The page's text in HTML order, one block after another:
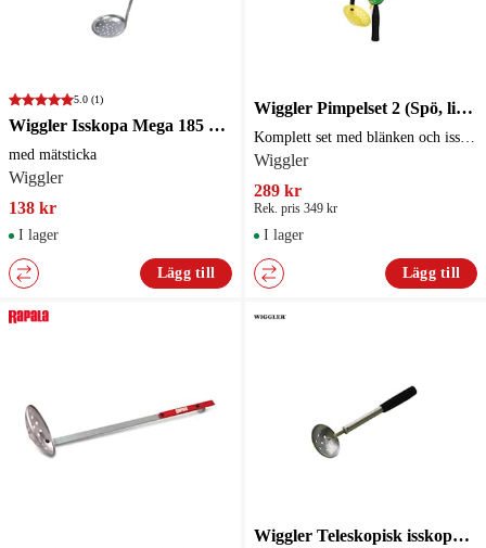
5.0 (1)
Wiggler Isskopa Mega 185 mm med mätsticka
med mätsticka
Wiggler
138 kr
I lager
Lägg till
Wiggler Pimpelset 2 (Spö, lina, isskopa, blänken)
Wiggler
289 kr
Rek. pris 349 kr
I lager
Lägg till
Wiggler Teleskopisk isskopa 24-39cm